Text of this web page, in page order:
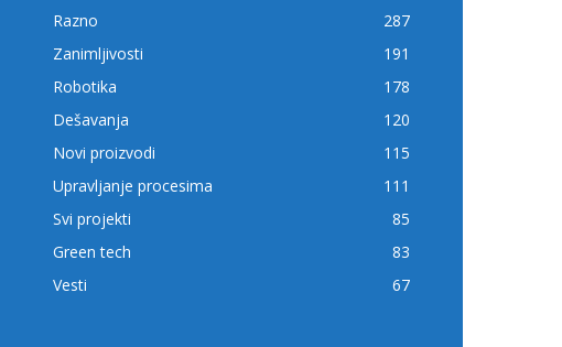
Razno
287
Zanimljivosti
191
Robotika
178
Dešavanja
120
Novi proizvodi
115
Upravljanje procesima
111
Svi projekti
85
Green tech
83
Vesti
67